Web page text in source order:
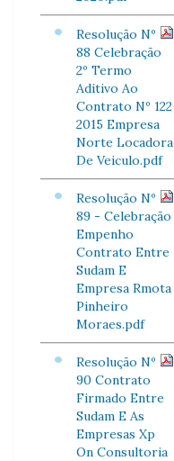
Resolução Nº
88 Celebração
2º Termo
Aditivo Ao
Contrato Nº 122
2015 Empresa
Norte Locadora
De Veiculo.pdf
Resolução Nº
89 - Celebração
Empenho
Contrato Entre
Sudam E
Empresa Rmota
Pinheiro
Moraes.pdf
Resolução Nº
90 Contrato
Firmado Entre
Sudam E As
Empresas Xp
On Consultoria